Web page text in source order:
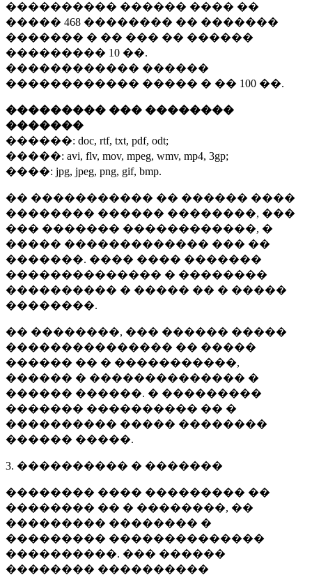
���������� ������ ���� ��
����� 468 �������� �� �������
������� � �� ��� �� ������
��������� 10 ��.
������������ ������
������������ ����� � �� 100 ��.
��������� ��� ��������
�������
������: doc, rtf, txt, pdf, odt;
�����: avi, flv, mov, mpeg, wmv, mp4, 3gp;
����: jpg, jpeg, png, gif, bmp.
�� ����������� �� ������ ����
�������� ������ ��������, ���
��� ������� ������������, �
����� ������������� ��� ��
�������. ���� ���� �������
�������������� � ��������
���������� � ����� �� � �����
��������.
�� ��������, ��� ������ �����
��������������� �� �����
������ �� � �����������,
������ � �������������� �
������ ������. � ���������
������� ���������� �� �
���������� ����� ��������
������ �����.
3. ���������� � �������
�������� ���� ��������� ��
�������� �� � ��������, ��
��������� �������� �
��������� ��������������
����������. ��� ������
�������� ����������